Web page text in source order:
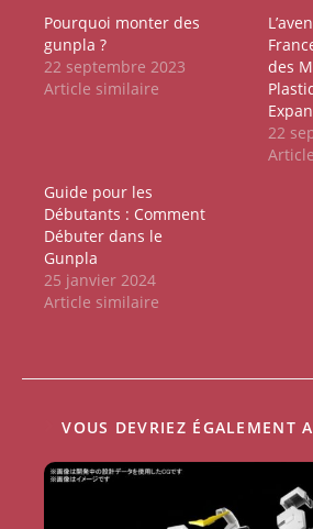
Pourquoi monter des
gunpla ?
22 septembre 2023
Article similaire
des
22
Guide pour les
Débutants : Comment
Débuter dans le
Gunpla
25 janvier 2024
Article similaire
VOUS DEVRIEZ ÉGALEMENT